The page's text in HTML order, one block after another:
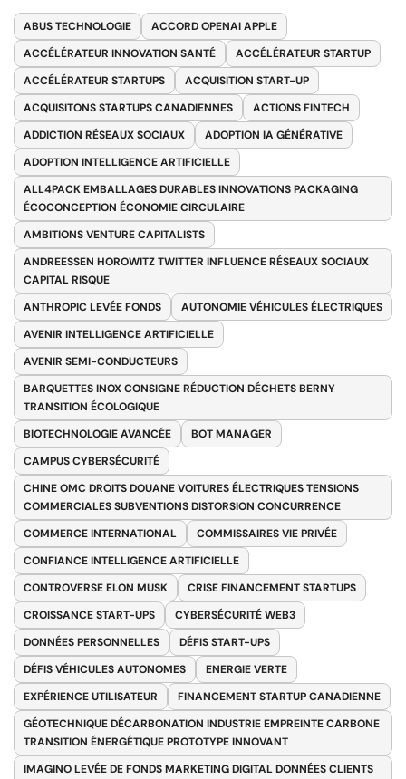
ABUS TECHNOLOGIE
ACCORD OPENAI APPLE
ACCÉLÉRATEUR INNOVATION SANTÉ
ACCÉLÉRATEUR STARTUP
ACCÉLÉRATEUR STARTUPS
ACQUISITION START-UP
ACQUISITONS STARTUPS CANADIENNES
ACTIONS FINTECH
ADDICTION RÉSEAUX SOCIAUX
ADOPTION IA GÉNÉRATIVE
ADOPTION INTELLIGENCE ARTIFICIELLE
ALL4PACK EMBALLAGES DURABLES INNOVATIONS PACKAGING
ÉCOCONCEPTION ÉCONOMIE CIRCULAIRE
AMBITIONS VENTURE CAPITALISTS
ANDREESSEN HOROWITZ TWITTER INFLUENCE RÉSEAUX SOCIAUX
CAPITAL RISQUE
ANTHROPIC LEVÉE FONDS
AUTONOMIE VÉHICULES ÉLECTRIQUES
AVENIR INTELLIGENCE ARTIFICIELLE
AVENIR SEMI-CONDUCTEURS
BARQUETTES INOX CONSIGNE RÉDUCTION DÉCHETS BERNY
TRANSITION ÉCOLOGIQUE
BIOTECHNOLOGIE AVANCÉE
BOT MANAGER
CAMPUS CYBERSÉCURITÉ
CHINE OMC DROITS DOUANE VOITURES ÉLECTRIQUES TENSIONS
COMMERCIALES SUBVENTIONS DISTORSION CONCURRENCE
COMMERCE INTERNATIONAL
COMMISSAIRES VIE PRIVÉE
CONFIANCE INTELLIGENCE ARTIFICIELLE
CONTROVERSE ELON MUSK
CRISE FINANCEMENT STARTUPS
CROISSANCE START-UPS
CYBERSÉCURITÉ WEB3
DONNÉES PERSONNELLES
DÉFIS START-UPS
DÉFIS VÉHICULES AUTONOMES
ENERGIE VERTE
EXPÉRIENCE UTILISATEUR
FINANCEMENT STARTUP CANADIENNE
GÉOTECHNIQUE DÉCARBONATION INDUSTRIE EMPREINTE CARBONE
TRANSITION ÉNERGÉTIQUE PROTOTYPE INNOVANT
IMAGINO LEVÉE DE FONDS MARKETING DIGITAL DONNÉES CLIENTS